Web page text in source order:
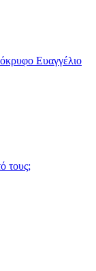
Ευαγγέλιο
τους;